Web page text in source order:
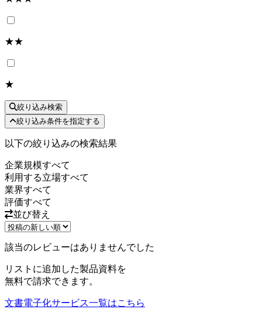
★★
★
絞り込み検索
絞り込み条件を指定する
以下の絞り込みの検索結果
企業規模すべて
利用する立場すべて
業界すべて
評価すべて
並び替え
該当のレビューはありませんでした
リストに追加した製品資料を
無料で請求できます。
文書電子化サービス一覧はこちら